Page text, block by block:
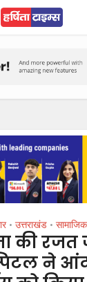
• उत्तराखंड • सामाजिक
की रजत
ने